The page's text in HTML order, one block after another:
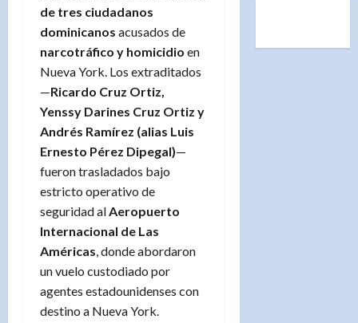
de tres ciudadanos
dominicanos acusados de
narcotráfico y homicidio en
Nueva York. Los extraditados
—Ricardo Cruz Ortiz,
Yenssy Darines Cruz Ortiz y
Andrés Ramírez (alias Luis
Ernesto Pérez Dipegal)—
fueron trasladados bajo
estricto operativo de
seguridad al Aeropuerto
Internacional de Las
Américas , donde abordaron
un vuelo custodiado por
agentes estadounidenses con
destino a Nueva York.